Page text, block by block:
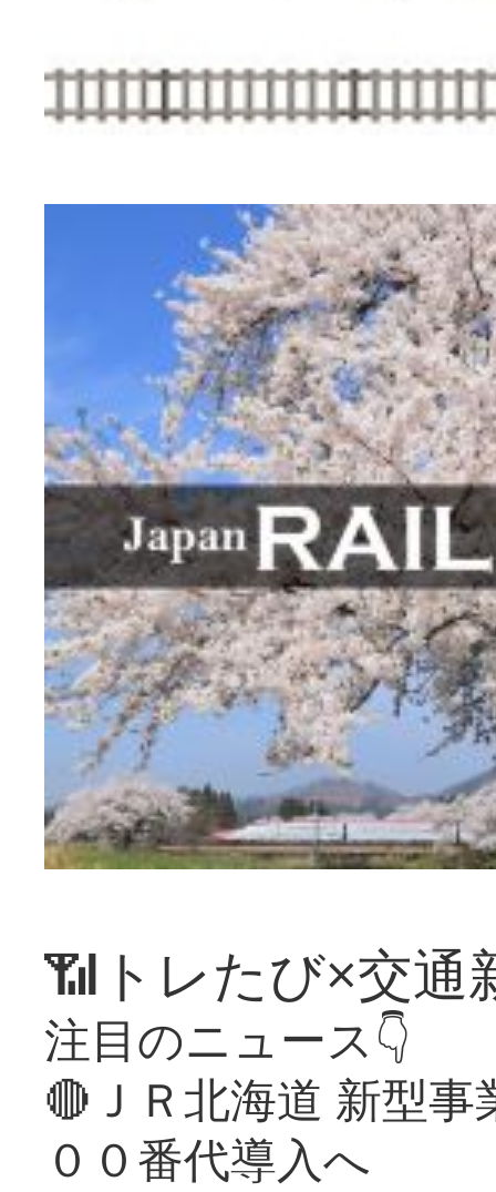
📶トレたび×交通
注目のニュース👇
🔴ＪＲ北海道 新型
００番代導入へ